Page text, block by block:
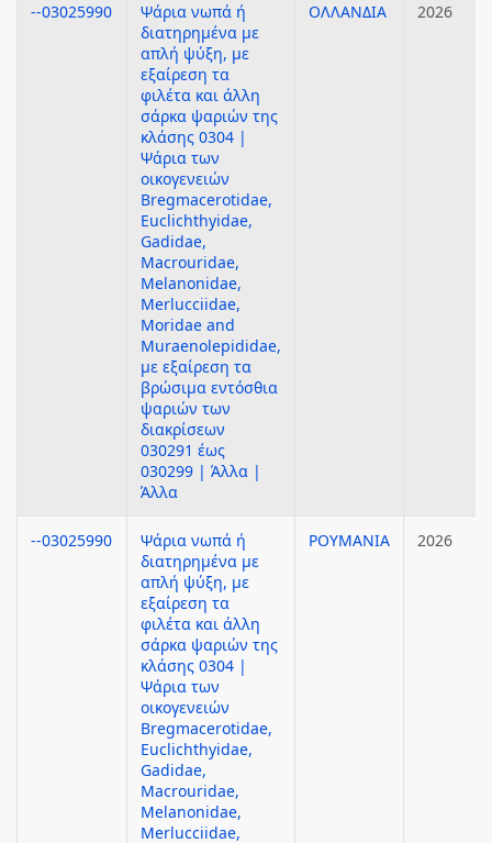
--03025990
Ψάρια νωπά ή
διατηρημένα με
απλή ψύξη, με
εξαίρεση τα
φιλέτα και άλλη
σάρκα ψαριών της
κλάσης 0304 |
Ψάρια των
οικογενειών
Bregmacerotidae,
Euclichthyidae,
Gadidae,
Macrouridae,
Melanonidae,
Merlucciidae,
Moridae and
Muraenolepididae,
με εξαίρεση τα
βρώσιμα εντόσθια
ψαριών των
διακρίσεων
030291 έως
030299 | Άλλα |
Άλλα
ΟΛΛΑΝΔΙΑ 2026
--03025990
Ψάρια νωπά ή
διατηρημένα με
απλή ψύξη, με
εξαίρεση τα
φιλέτα και άλλη
σάρκα ψαριών της
κλάσης 0304 |
Ψάρια των
οικογενειών
Bregmacerotidae,
Euclichthyidae,
Gadidae,
Macrouridae,
Melanonidae,
Merlucciidae,
ΡΟΥΜΑΝΙΑ 2026